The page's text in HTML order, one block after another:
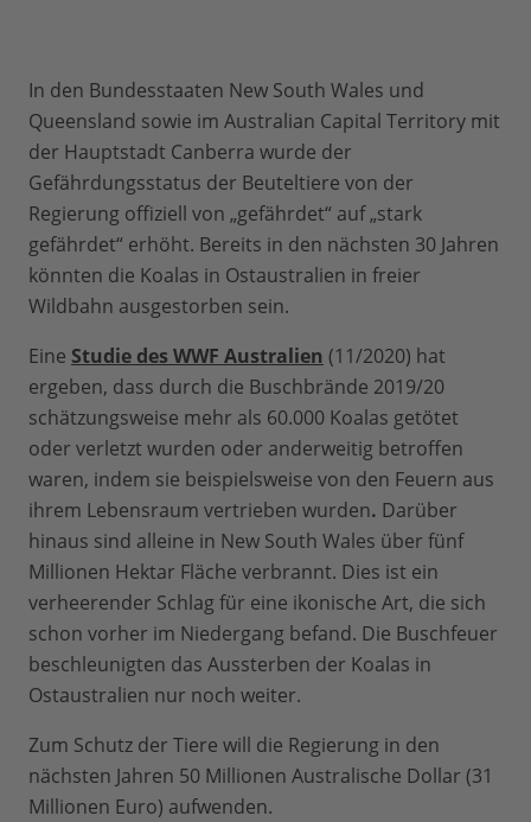
In den Bundesstaaten New South Wales und
Queensland sowie im Australian Capital Territory mit
der Hauptstadt Canberra wurde der
Gefährdungsstatus der Beuteltiere von der
Regierung offiziell von „gefährdet“ auf „stark
gefährdet“ erhöht. Bereits in den nächsten 30 Jahren
könnten die Koalas in Ostaustralien in freier
Wildbahn ausgestorben sein.
Eine Studie des WWF Australien (11/2020) hat
ergeben, dass durch die Buschbrände 2019/20
schätzungsweise mehr als 60.000 Koalas getötet
oder verletzt wurden oder anderweitig betroffen
waren, indem sie beispielsweise von den Feuern aus
ihrem Lebensraum vertrieben wurden. Darüber
hinaus sind alleine in New South Wales über fünf
Millionen Hektar Fläche verbrannt. Dies ist ein
verheerender Schlag für eine ikonische Art, die sich
schon vorher im Niedergang befand. Die Buschfeuer
beschleunigten das Aussterben der Koalas in
Ostaustralien nur noch weiter.
Zum Schutz der Tiere will die Regierung in den
nächsten Jahren 50 Millionen Australische Dollar (31
Millionen Euro) aufwenden.